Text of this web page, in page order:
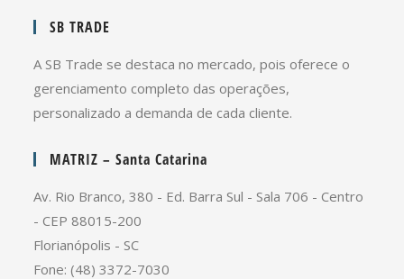
SB TRADE
A SB Trade se destaca no mercado, pois oferece o
gerenciamento completo das operações,
personalizado a demanda de cada cliente.
MATRIZ – Santa Catarina
Av. Rio Branco, 380 - Ed. Barra Sul - Sala 706 - Centro
- CEP 88015-200
Florianópolis - SC
Fone: (48) 3372-7030